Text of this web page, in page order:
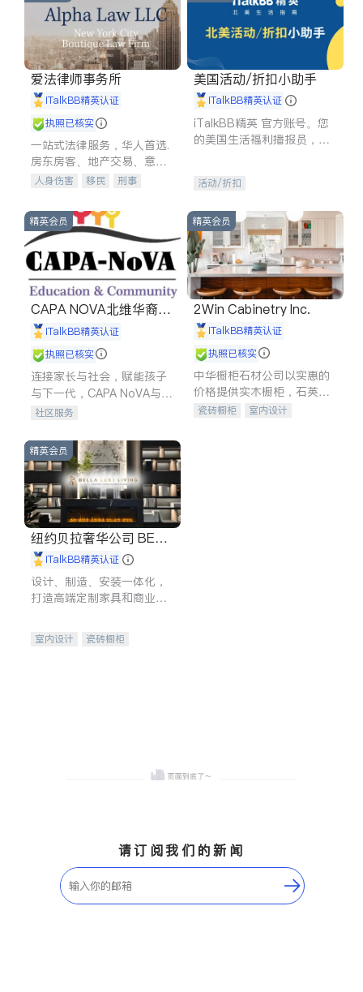
爱法律师事务所
iTalkBB精英认证
执照已核实
一站式法律服务，华人首选.
房东房客、地产交易、意外
伤害、车祸重伤、商业诉
建筑合同、刑事案件全包办
人身伤害 移民
刑事
信托/遗嘱
商业
索赔
律师-其它 保释
美国活动/折扣小助手
iTalkBB精英认证
iTalkBB精英 官方账号。您
的美国生活福利播报员，精
专属福利。
活动/折扣
精英会员
CAPA NOVA北维华裔家
长会iTalkBB精英认证
执照已核实
连接家长与社会，赋能孩子
与下一代，CAPA NoVA与您
携手建设包容、公平、充满
社区服务
精英会员
2Win Cabinetry Inc.
iTalkBB精英认证
执照已核实
中华橱柜石材公司以实惠的
价格提供实木橱柜，石英石
台面，多种优质不锈钢水
瓷砖橱柜
室内设计
精英会员
纽约贝拉奢华公司 BELL
A LUXE
iTalkBB精英认证
设计、制造、安装一体化，
打造高端定制家具和商业空
室内设计
瓷砖橱柜
请订阅我们的新闻